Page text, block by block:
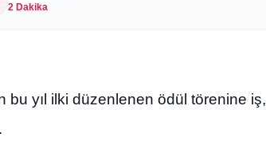
2 Dakika
bu yıl ilki düzenlenen ödül törenine iş,